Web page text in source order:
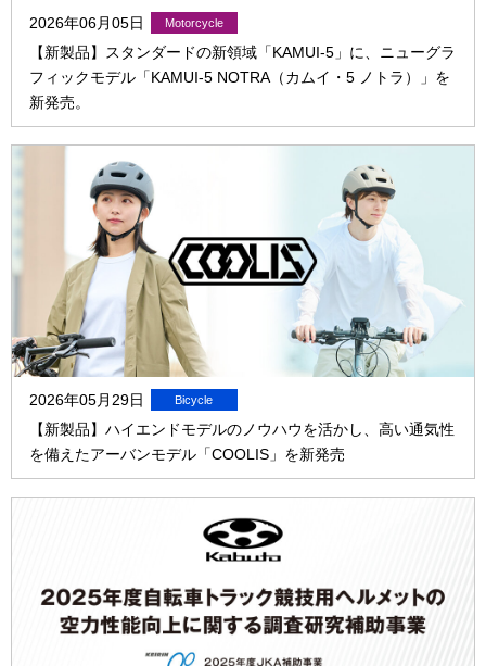
2026年06月05日
【新製品】スタンダードの新領域「KAMUI-5」に、ニューグラ
フィックモデル「KAMUI-5 NOTRA（カムイ・5 ノトラ）」を
新発売。
2026年05月29日
【新製品】ハイエンドモデルのノウハウを活かし、高い通気性
を備えたアーバンモデル「COOLIS」を新発売